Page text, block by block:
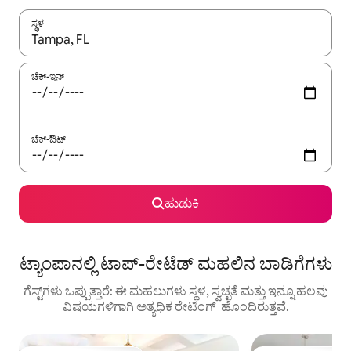
ಸ್ಥಳ
ಫಲಿತಾಂಶಗಳು ಲಭ್ಯವಿರುವಾಗ, ಅಪ್ ಮತ್ತು ಡೌನ್ ಬಾಣದ ಕೀಲಿಗಳೊಂದಿಗೆ
ಚೆಕ್-ಇನ್
ಚೆಕ್-ಔಟ್
ಹುಡುಕಿ
ಟ್ಯಾಂಪಾನಲ್ಲಿ ಟಾಪ್-ರೇಟೆಡ್ ಮಹಲಿನ ಬಾಡಿಗೆಗಳು
ಗೆಸ್ಟ್‌ಗಳು ಒಪ್ಪುತ್ತಾರೆ: ಈ ಮಹಲುಗಳು ಸ್ಥಳ, ಸ್ವಚ್ಛತೆ ಮತ್ತು ಇನ್ನೂ ಹಲವು
ವಿಷಯಗಳಿಗಾಗಿ ಅತ್ಯಧಿಕ ರೇಟಿಂಗ್ ‌ ಹೊಂದಿರುತ್ತವೆ.